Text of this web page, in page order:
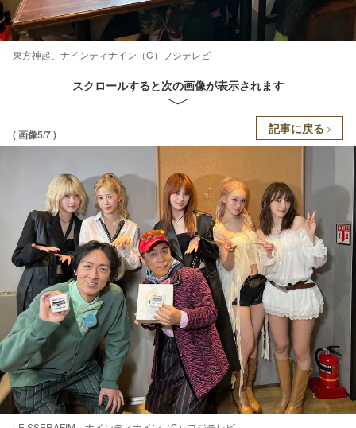
東方神起、ナインティナイン（C）フジテレビ
スクロールすると次の画像が表示されます
( 画像5/7 ) 記事に戻る